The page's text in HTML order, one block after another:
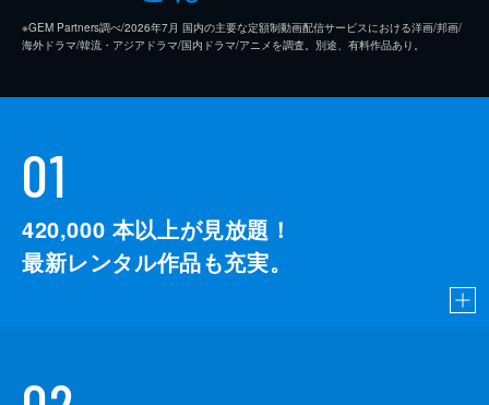
※GEM Partners調べ/2026年7⽉ 国内の主要な定額制動画配信サービスにおける洋画/邦画/
海外ドラマ/韓流・アジアドラマ/国内ドラマ/アニメを調査。別途、有料作品あり。
01
420,000 本以上が見放題！
最新レンタル作品も充実。